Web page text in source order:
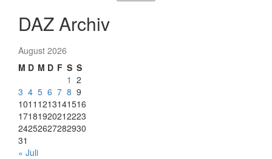
DAZ Archiv
August 2026
M D M D F S S
1 2
3 4 5 6 7 8 9
1011 1213141516
17181920212223
24252627282930
31
« Juli